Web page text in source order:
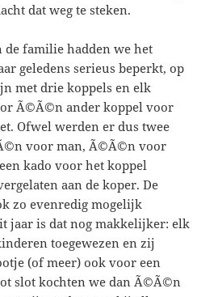
dat weg te steken.
de familie hadden we het
geledens serieus beperkt, op
met drie koppels en elk
Ã©Ã©n ander koppel voor
Ofwel werden er dus twee
voor man, Ã©Ã©n voor
kado voor het koppel
aan de koper. De
zo evenredig mogelijk
jaar is dat nog makkelijker: elk
toegewezen en zij
(of meer) ook voor een
slot kochten we dan Ã©Ã©n